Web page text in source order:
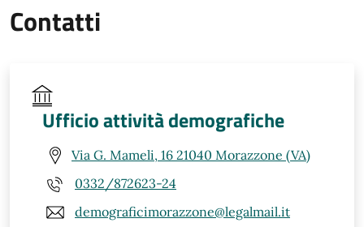
Contatti
Ufficio attività demografiche
Via G. Mameli, 16 21040 Morazzone (VA)
0332/872623-24
demograficimorazzone@legalmail.it